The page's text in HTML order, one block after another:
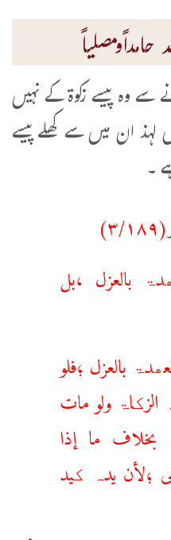
وہ پیسے زکوۃ کے نہیں
لہذ ان میں سے کھلے پیسے
۔
بالعزل ،بل
بالعزل ؛فلو
ولو مات
ما إذا
؛لأن یدہ کید